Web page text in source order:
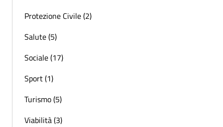
Protezione Civile (2)
Salute (5)
Sociale (17)
Sport (1)
Turismo (5)
Viabilità (3)